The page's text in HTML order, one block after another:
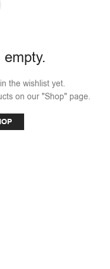
the wishlist yet.
on our "Shop" page.